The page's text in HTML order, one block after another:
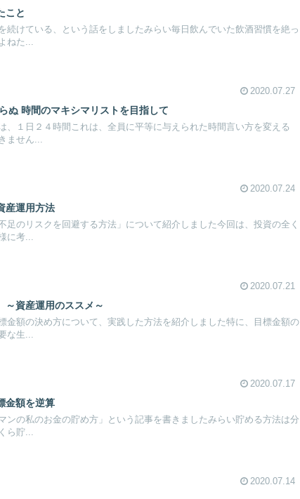
こと
続けている、という話をしましたみらい毎日飲んでいた飲酒習慣を絶っ
ねた...
2020.07.27
ぬ 時間のマキシマリストを目指して
、１日２４時間これは、全員に平等に与えられた時間言い方を変える
ません...
2020.07.24
産運用方法
足のリスクを回避する方法」について紹介しました今回は、投資の全く
に考...
2020.07.21
資産運用のススメ～
金額の決め方について、実践した方法を紹介しました特に、目標金額の
な生...
2020.07.17
金額を逆算
ンの私のお金の貯め方」という記事を書きましたみらい貯める方法は分
ら貯...
2020.07.14